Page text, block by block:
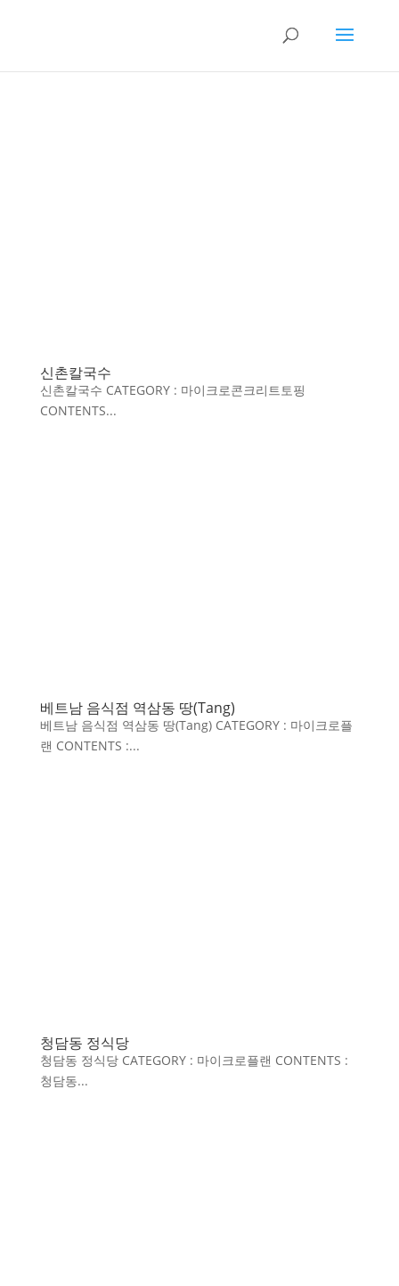
신촌칼국수
신촌칼국수 CATEGORY : 마이크로콘크리트토핑
CONTENTS...
베트남 음식점 역삼동 땅(Tang)
베트남 음식점 역삼동 땅(Tang) CATEGORY : 마이크로플
랜 CONTENTS :...
청담동 정식당
청담동 정식당 CATEGORY : 마이크로플랜 CONTENTS :
청담동...